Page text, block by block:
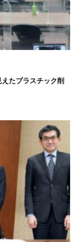
たプラスチック削